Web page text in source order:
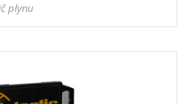
plynu